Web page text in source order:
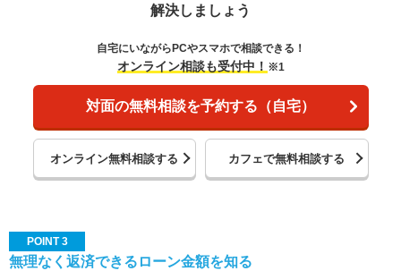
解決しましょう
自宅にいながらPCやスマホで相談できる！
オンライン相談も受付中！ ※1
対面の無料相談を予約する（自宅）
オンライン無料相談する カフェで無料相談する
POINT 3
無理なく返済できるローン金額を知る